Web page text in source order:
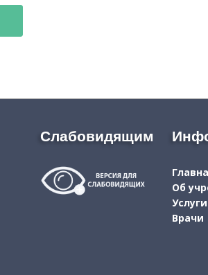
Слабовидящим
Об
Услуги
Врачи